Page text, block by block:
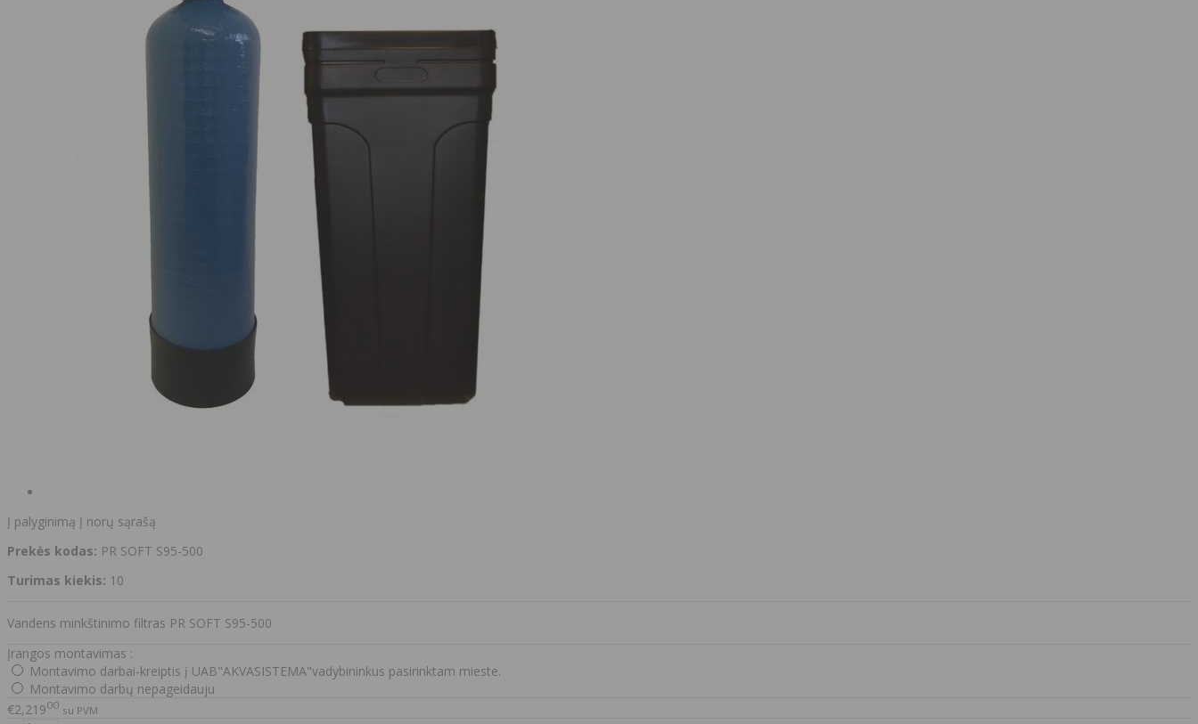
Į palyginimą Į norų sąrašą
Prekės kodas: PR SOFT S95-500
Turimas kiekis: 10
Vandens minkštinimo filtras PR SOFT S95-500
Įrangos montavimas :
Montavimo darbai-kreiptis į UAB"AKVASISTEMA"vadybininkus pasirinktam mieste.
Montavimo darbų nepageidauju
€2,21900 su PVM